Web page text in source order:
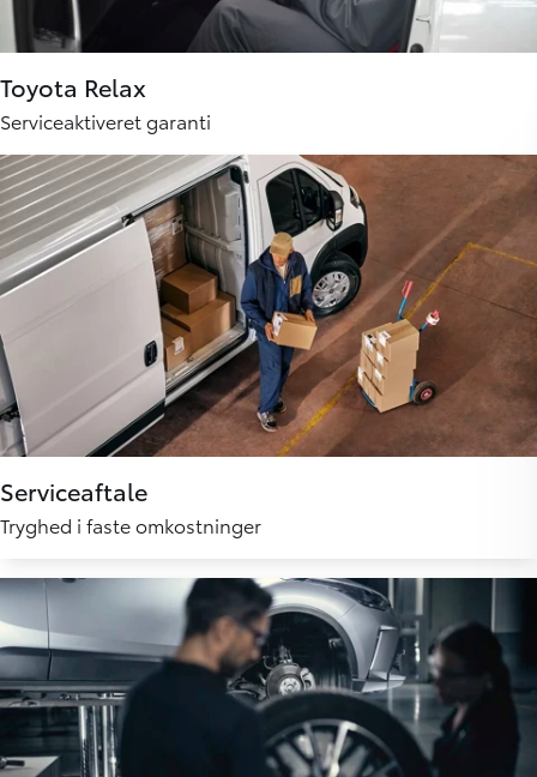
Toyota Relax
Serviceaktiveret garanti
Serviceaftale
Tryghed i faste omkostninger